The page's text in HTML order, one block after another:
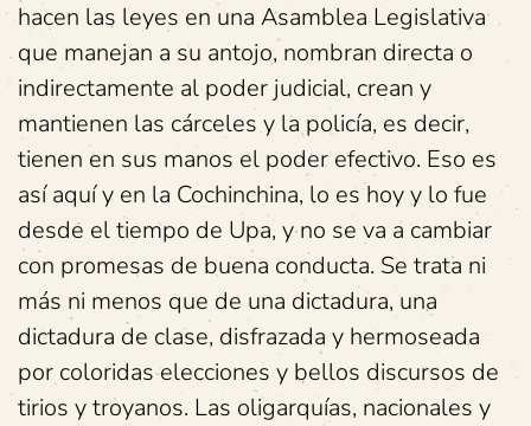
hacen las leyes en una Asamblea Legislativa
que manejan a su antojo, nombran directa o
indirectamente al poder judicial, crean y
mantienen las cárceles y la policía, es decir,
tienen en sus manos el poder efectivo. Eso es
así aquí y en la Cochinchina, lo es hoy y lo fue
desde el tiempo de Upa, y no se va a cambiar
con promesas de buena conducta. Se trata ni
más ni menos que de una dictadura, una
dictadura de clase, disfrazada y hermoseada
por coloridas elecciones y bellos discursos de
tirios y troyanos. Las oligarquías, nacionales y